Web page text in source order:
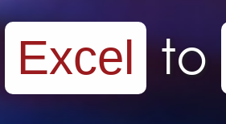
Excel to